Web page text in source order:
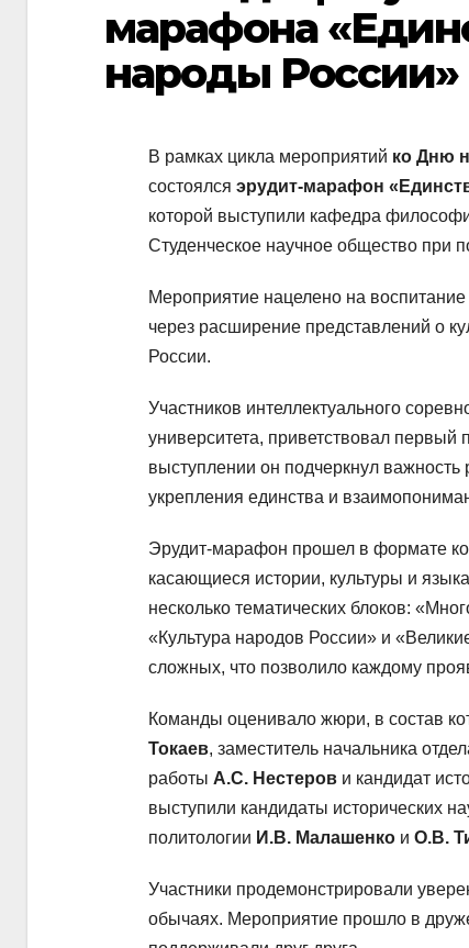
марафона
народы России»
В рамках цикла мероприятий ко Дню
состоялся эрудит-марафон
которой выступили кафедра
Студенческое научное общество при
Мероприятие нацелено на
через расширение представлений о
России.
Участников интеллектуального
университета, приветствовал первый
выступлении он подчеркнул важность
укрепления единства и
Эрудит-марафон прошел в формате
касающиеся истории, культуры и
несколько тематических блоков:
«Культура народов России» и
сложных, что позволило каждому
Команды оценивало жюри, в состав
Токаев, заместитель начальника
работы А.С. Нестеров и кандидат
выступили кандидаты исторических
политологии И.В. Малашенко и О.В.
Участники продемонстрировали
обычаях. Мероприятие прошло в